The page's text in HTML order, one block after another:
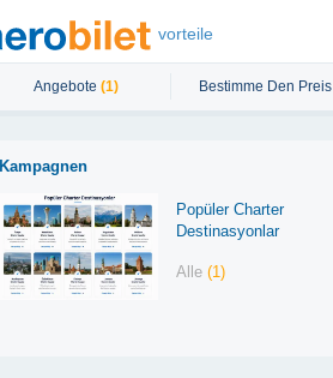
vorteile
Angebote (1) Bestimme Den Preis
Kampagnen
Popüler Charter
Destinasyonlar
Alle(1)